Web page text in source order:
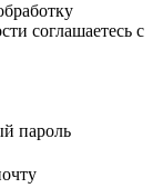
соглашаетесь с
пароль